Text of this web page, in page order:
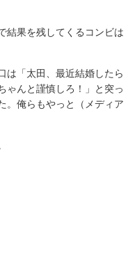
結果を残してくるコンビは
は「太田、最近結婚したら
ゃんと謹慎しろ！」と突っ
。俺らもやっと（メディア